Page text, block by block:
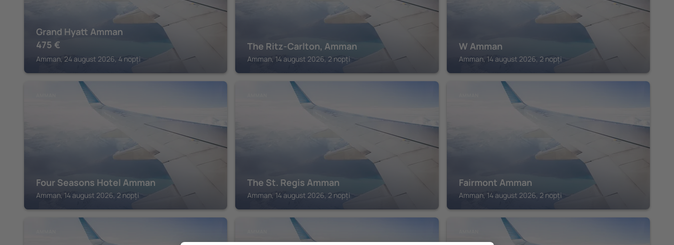
Grand Hyatt Amman
475 €
Amman, 24 august 2026, 4 nopți
The Ritz-Carlton, Amman
Amman, 14 august 2026, 2 nopți
W Amman
Amman, 14 august 2026, 2 nopți
Four Seasons Hotel Amman
Amman, 14 august 2026, 2 nopți
The St. Regis Amman
Amman, 14 august 2026, 2 nopți
Fairmont Amman
Amman, 14 august 2026, 2 nopți